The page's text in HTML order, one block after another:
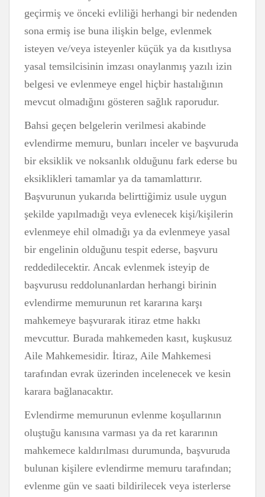
geçirmiş ve önceki evliliği herhangi bir nedenden
sona ermiş ise buna ilişkin belge, evlenmek
isteyen ve/veya isteyenler küçük ya da kısıtlıysa
yasal temsilcisinin imzası onaylanmış yazılı izin
belgesi ve evlenmeye engel hiçbir hastalığının
mevcut olmadığını gösteren sağlık raporudur.
Bahsi geçen belgelerin verilmesi akabinde
evlendirme memuru, bunları inceler ve başvuruda
bir eksiklik ve noksanlık olduğunu fark ederse bu
eksiklikleri tamamlar ya da tamamlattırır.
Başvurunun yukarıda belirttiğimiz usule uygun
şekilde yapılmadığı veya evlenecek kişi/kişilerin
evlenmeye ehil olmadığı ya da evlenmeye yasal
bir engelinin olduğunu tespit ederse, başvuru
reddedilecektir. Ancak evlenmek isteyip de
başvurusu reddolunanlardan herhangi birinin
evlendirme memurunun ret kararına karşı
mahkemeye başvurarak itiraz etme hakkı
mevcuttur. Burada mahkemeden kasıt, kuşkusuz
Aile Mahkemesidir. İtiraz, Aile Mahkemesi
tarafından evrak üzerinden incelenecek ve kesin
karara bağlanacaktır.
Evlendirme memurunun evlenme koşullarının
oluştuğu kanısına varması ya da ret kararının
mahkemece kaldırılması durumunda, başvuruda
bulunan kişilere evlendirme memuru tarafından;
evlenme gün ve saati bildirilecek veya isterlerse